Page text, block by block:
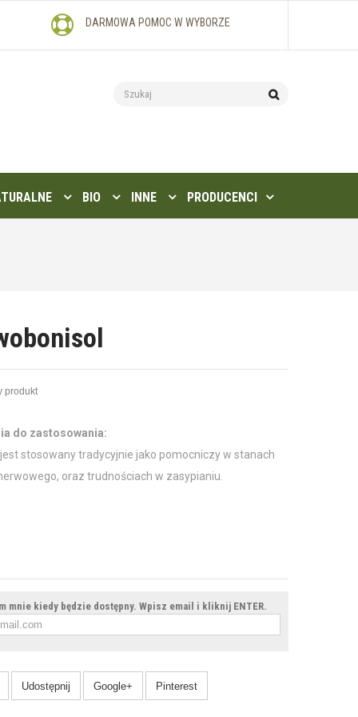
DARMOWA POMOC W WYBORZE
BIO INNE PRODUCENCI
produkt
do zastosowania:
stosowany tradycyjnie jako pomocniczy w stanach
oraz trudnościach w zasypianiu.
mnie kiedy będzie dostępny. Wpisz email i kliknij ENTER.
Udostępnij Google+ Pinterest